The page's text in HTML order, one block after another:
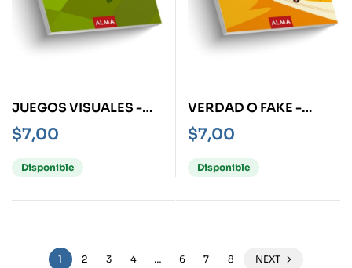
JUEGOS VISUALES -
EXPRESS-
$7,00
Disponible
VERDAD O FAKE -
EXPRESS-
$7,00
Disponible
1 2 3 4 … 6 7 8 NEXT